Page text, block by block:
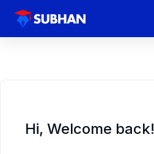
Hi, Welcome back!